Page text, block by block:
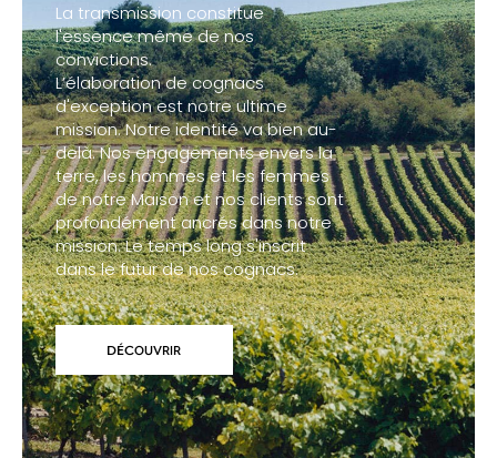
La transmission constitue
l'essence même de nos
convictions.
L’élaboration de cognacs
d'exception est notre ultime
mission. Notre identité va bien au-
delà. Nos engagements envers la
terre, les hommes et les femmes
de notre Maison et nos clients sont
profondément ancrés dans notre
mission. Le temps long s'inscrit
dans le futur de nos cognacs.
DÉCOUVRIR